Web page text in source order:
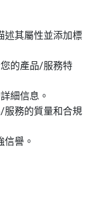
述其屬性並添加標
的產品/服務特
細信息。
服務的質量和合規
譽。